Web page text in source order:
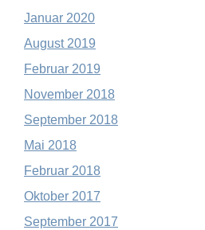
Januar 2020
August 2019
Februar 2019
November 2018
September 2018
Mai 2018
Februar 2018
Oktober 2017
September 2017